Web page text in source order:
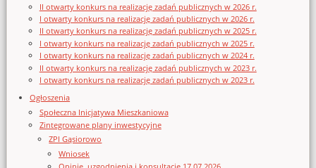
II otwarty konkurs na realizację zadań publicznych w 2026 r.
I otwarty konkurs na realizację zadań publicznych w 2026 r.
II otwarty konkurs na realizację zadań publicznych w 2025 r.
I otwarty konkurs na realizację zadań publicznych w 2025 r.
I otwarty konkurs na realizację zadań publicznych w 2024 r.
II otwarty konkurs na realizację zadań publicznych w 2023 r.
I otwarty konkurs na realizację zadań publicznych w 2023 r.
Ogłoszenia
Społeczna Inicjatywa Mieszkaniowa
Zintegrowane plany inwestycyjne
ZPI Gąsiorowo
Wniosek